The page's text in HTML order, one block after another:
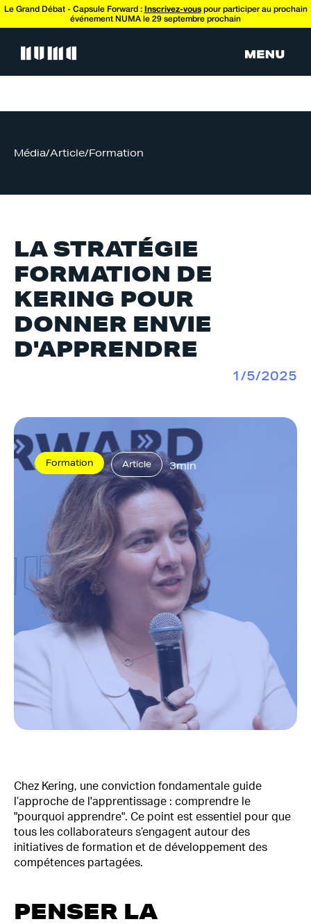
Le Grand Débat - Capsule Forward : Inscrivez-vouspour participer au prochain
événement NUMA le 29 septembre prochain
Média/Article/Formation
LA STRATÉGIE
FORMATION DE
KERING POUR
DONNER ENVIE
D'APPRENDRE
1/5/2025
Formation Article 3min
Chez Kering, une conviction fondamentale guide
l’approche de l'apprentissage : comprendre le
"pourquoi apprendre". Ce point est essentiel pour que
tous les collaborateurs s’engagent autour des
initiatives de formation et de développement des
compétences partagées.
PENSER LA